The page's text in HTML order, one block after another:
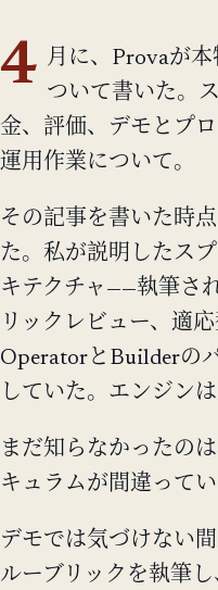
4 月に、Provaが
ついて書いた。
金、評価、デモとプ
運用作業について。
その記事を書いた時
た。私が説明したス
キテクチャ——執筆さ
リックレビュー、適
OperatorとBuilderの
していた。エンジン
まだ知らなかったの
キュラムが間違ってい
デモでは気づけない
ルーブリックを執筆